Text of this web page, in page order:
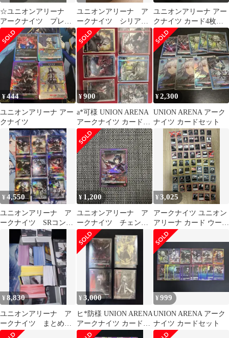
☆ユニオンアリーナ
アークナイツ プレイ
用まとめ
ユニオンアリーナ ア
ークナイツ シリアル
AP
ユニオンアリーナ アー
クナイツ カード4枚セ
ット
¥444
ユニオンアリーナ アー
クナイツ
¥900
a*可様 UNION ARENA
アークナイツ カードセ
ット
¥2,300
UNION ARENA アーク
ナイツ カードセット
¥4,550
ユニオンアリーナ ア
ークナイツ SRコンプ
リートセット②
¥1,200
ユニオンアリーナ ア
ークナイツ チェン
SR おまけ付き
¥3,025
アークナイツ ユニオン
アリーナ カード ウール
コレクション
¥8,830
ユニオンアリーナ ア
ークナイツ まとめ売
り
¥3,000
ヒ*防様 UNION ARENA
アークナイツ カードま
とめ売り
¥999
UNION ARENA アーク
ナイツ カードセット